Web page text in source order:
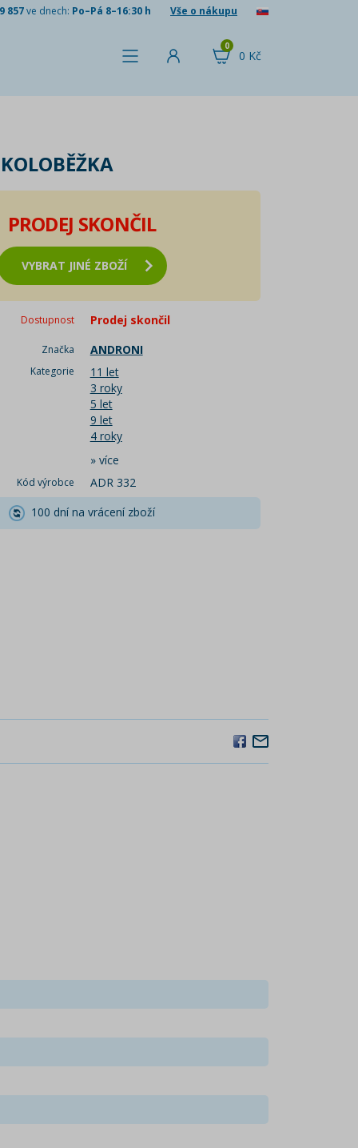
857ve dnech: Po–Pá 8–16:30 h Vše o nákupu
0 Kč
0
PRODEJ SKONČIL
VYBRAT JINÉ ZBOŽÍ
Dostupnost Prodej skončil
Značka ANDRONI
Kategorie
11 let
3 roky
5 let
9 let
4 roky
» více
Kód výrobce
ADR 332
100 dní na vrácení zboží